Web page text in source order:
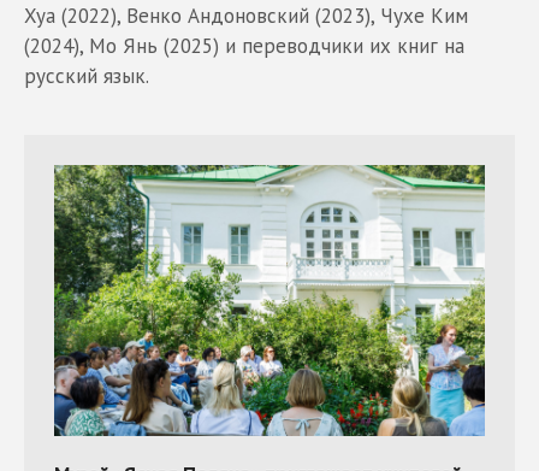
Хуа (2022), Венко Андоновский (2023), Чухе Ким
(2024), Мо Янь (2025) и переводчики их книг на
русский язык.